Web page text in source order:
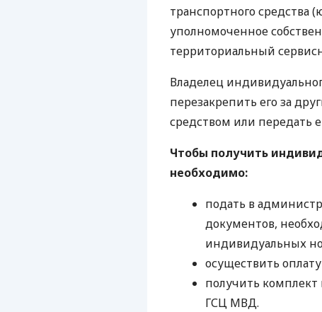
транспортного средства
уполномоченное
территориальный
Владелец
перезакрепить его за
средством или передать
Чтобы получить
необходимо:
подать в
документов,
индивидуальных
осуществить
получить
ГСЦ МВД.